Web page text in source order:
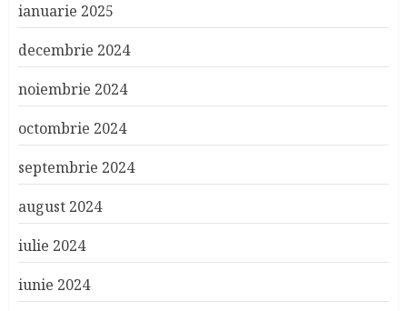
ianuarie 2025
decembrie 2024
noiembrie 2024
octombrie 2024
septembrie 2024
august 2024
iulie 2024
iunie 2024